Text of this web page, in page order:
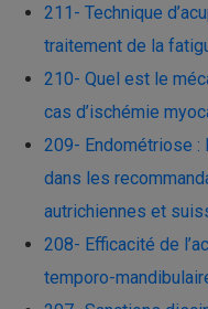
211- Technique
traitement de la
210- Quel est le
cas d’ischémie
209- Endométriose :
dans les
autrichiennes et
208- Efficacité de
temporo-